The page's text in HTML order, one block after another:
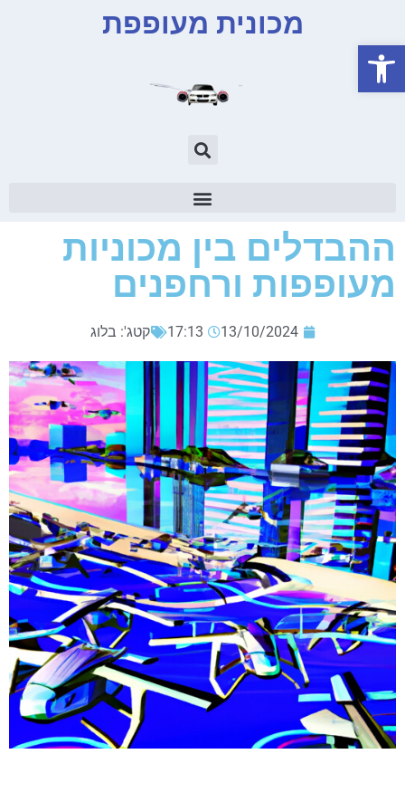
פתח סרגל נגישות
מכונית מעופפת
ההבדלים בין מכוניות
מעופפות ורחפנים
13/10/2024
17:13 קטג': בלוג